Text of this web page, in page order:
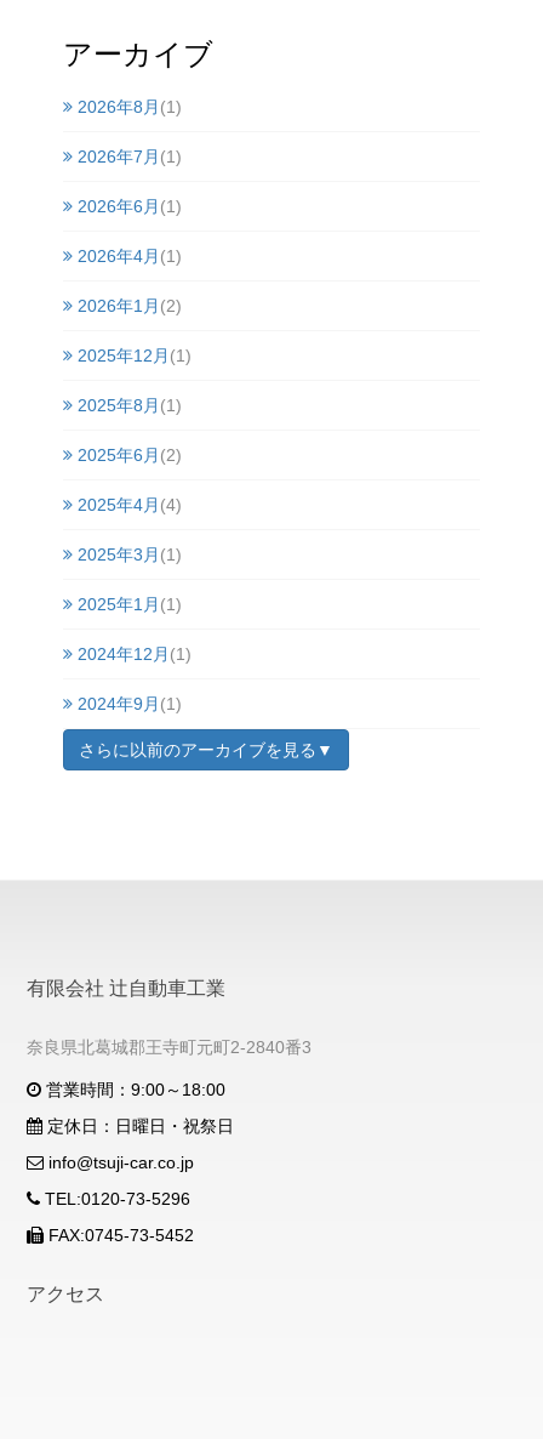
アーカイブ
2026年8月 (1)
2026年7月 (1)
2026年6月 (1)
2026年4月 (1)
2026年1月 (2)
2025年12月 (1)
2025年8月 (1)
2025年6月 (2)
2025年4月 (4)
2025年3月 (1)
2025年1月 (1)
2024年12月 (1)
2024年9月 (1)
さらに以前のアーカイブを見る▼
有限会社 辻自動車工業
奈良県北葛城郡王寺町元町2-2840番3
営業時間：9:00～18:00
定休日：日曜日・祝祭日
info@tsuji-car.co.jp
TEL:0120-73-5296
FAX:0745-73-5452
アクセス